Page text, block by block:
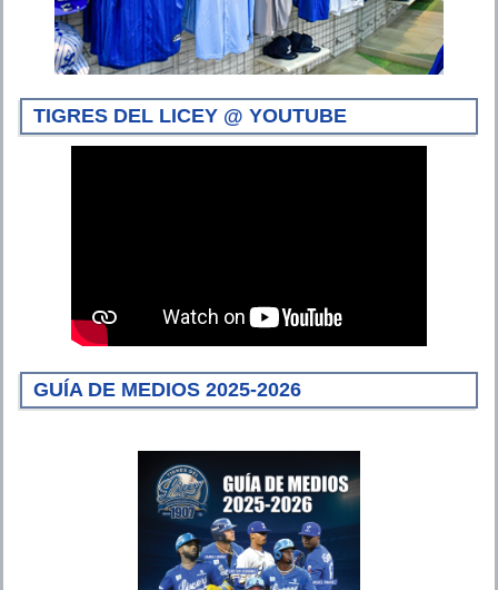
TIGRES DEL LICEY @ YOUTUBE
GUÍA DE MEDIOS 2025-2026